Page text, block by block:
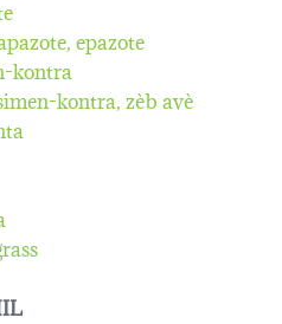
epazote
kontra
kontra zèb avè